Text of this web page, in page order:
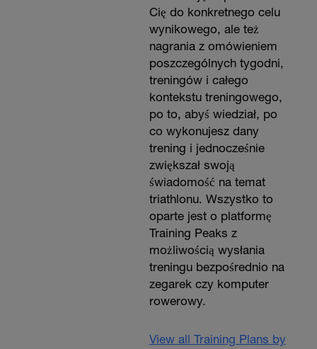
Cię do konkretnego celu
wynikowego, ale też
nagrania z omówieniem
poszczególnych tygodni,
treningów i całego
kontekstu treningowego,
po to, abyś wiedział, po
co wykonujesz dany
trening i jednocześnie
zwiększał swoją
świadomość na temat
triathlonu. Wszystko to
oparte jest o platformę
Training Peaks z
możliwością wysłania
treningu bezpośrednio na
zegarek czy komputer
rowerowy.
View all Training Plans by